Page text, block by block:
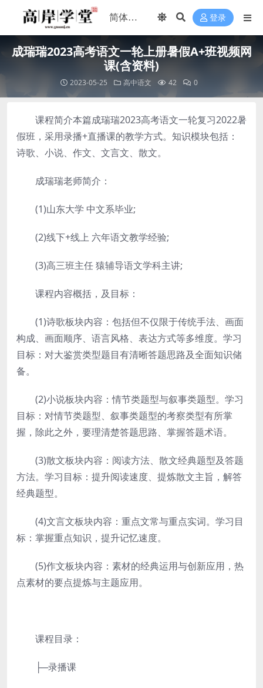
登录
成瑞瑞2023高考语文一轮上册暑假A+班视频网
课(含资料)
2023-05-25 高中语文 42 0
课程简介本篇成瑞瑞2023高考语文一轮复习2022暑
假班，采用录播+直播课的教学方式。知识模块包括：
诗歌、小说、作文、文言文、散文。
成瑞瑞老师简介：
(1)山东大学 中文系毕业;
(2)线下+线上 六年语文教学经验;
(3)高三班主任 猿辅导语文学科主讲;
课程内容概括，及目标：
(1)诗歌板块内容：包括但不仅限于传统手法、画面
构成、画面顺序、语言风格、表达方式等多维度。学习
目标：对大鉴赏类型题目有清晰答题思路及全面知识储
备。
(2)小说板块内容：情节类题型与叙事类题型。学习
目标：对情节类题型、叙事类题型的考察类型有所掌
握，除此之外，要理清楚答题思路、掌握答题术语。
(3)散文板块内容：阅读方法、散文经典题型及答题
方法。学习目标：提升阅读速度、提炼散文主旨，解答
经典题型。
(4)文言文板块内容：重点文常与重点实词。学习目
标：掌握重点知识，提升记忆速度。
(5)作文板块内容：素材的经典运用与创新应用，热
点素材的要点提炼与主题应用。
课程目录：
├─录播课